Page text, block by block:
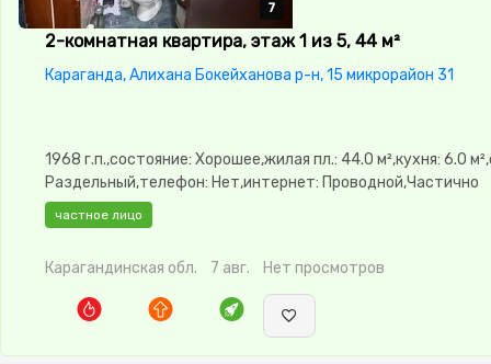
7
7
7
7
7
2-комнатная квартира, этаж 1 из 5, 44 м²
Караганда, Алихана Бокейханова р-н, 15 микрорайон 31
1968 г.п.,состояние: Хорошее,жилая пл.: 44.0 м²,кухня: 6.0
Раздельный,телефон: Нет,интернет: Проводной,Частично
меблирована,Частично
частное лицо
Карагандинская обл. 7 авг. Нет просмотров